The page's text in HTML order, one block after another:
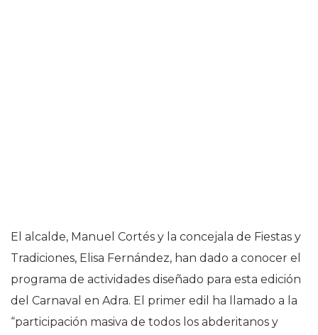
El alcalde, Manuel Cortés y la concejala de Fiestas y
Tradiciones, Elisa Fernández, han dado a conocer el
programa de actividades diseñado para esta edición
del Carnaval en Adra. El primer edil ha llamado a la
“participación masiva de todos los abderitanos y